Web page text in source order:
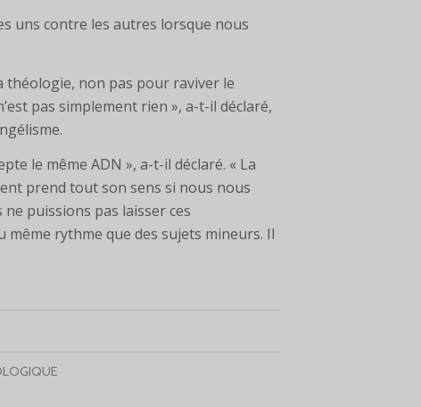
uns contre les autres lorsque nous
théologie, non pas pour raviver le
pas simplement rien », a-t-il déclaré,
le même ADN », a-t-il déclaré. « La
prend tout son sens si nous nous
puissions pas laisser ces
rythme que des sujets mineurs. Il